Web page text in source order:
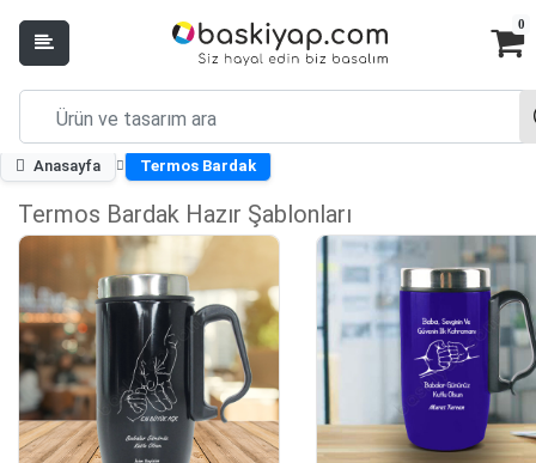
0
Anasayfa Termos Bardak
Termos Bardak Hazır Şablonları